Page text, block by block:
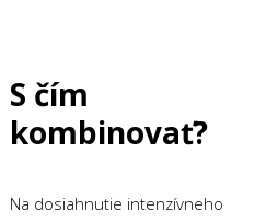
S čím
kombinovať?
Na dosiahnutie intenzívneho